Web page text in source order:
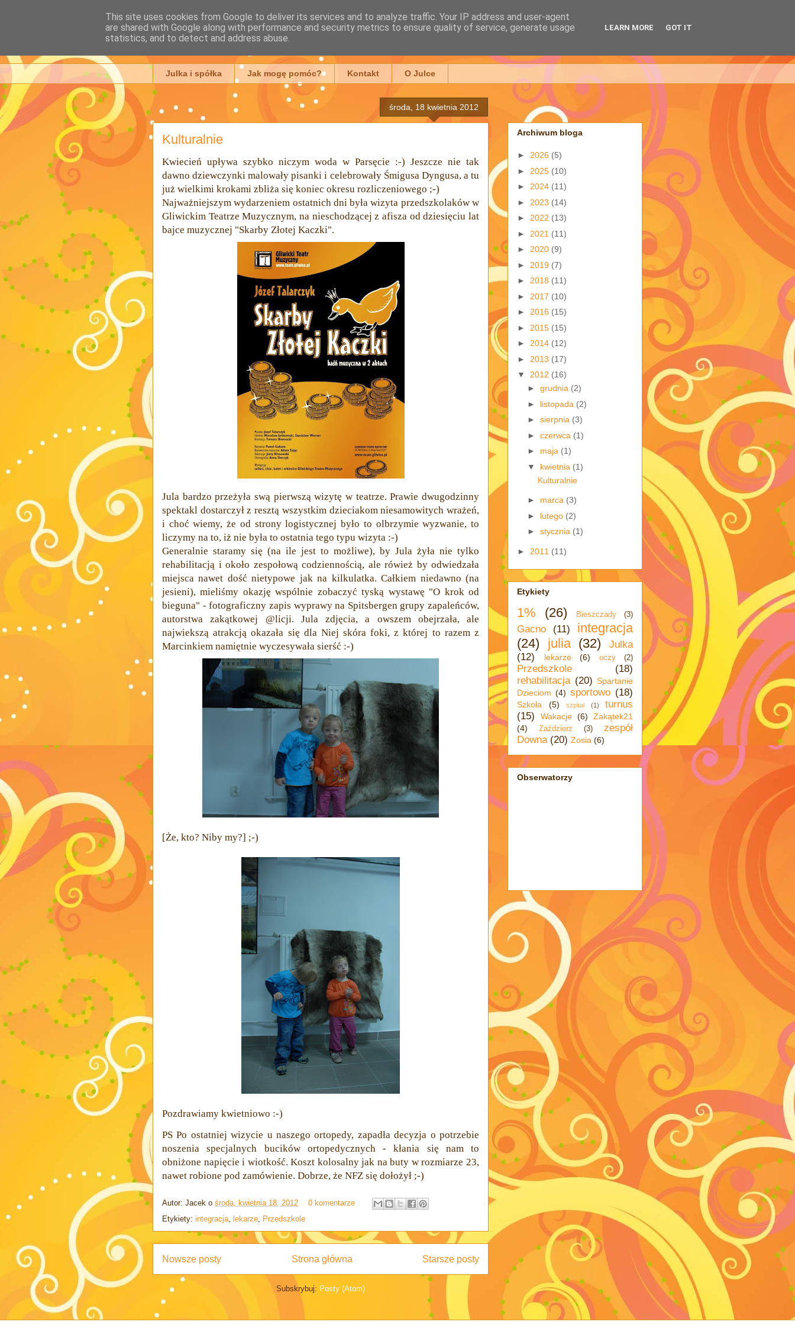
Julia Adamowska
Julka i spółka Jak mogę pomóc? Kontakt O Julce
środa, 18 kwietnia 2012
Kulturalnie
Kwiecień upływa szybko niczym woda w Parsęcie :-) Jeszcze nie tak
dawno dziewczynki malowały pisanki i celebrowały Śmigusa Dyngusa, a tu
już wielkimi krokami zbliża się koniec okresu rozliczeniowego ;-)
Najważniejszym wydarzeniem ostatnich dni była wizyta przedszkolaków w
Gliwickim Teatrze Muzycznym, na nieschodzącej z afisza od dziesięciu lat
bajce muzycznej "Skarby Złotej Kaczki".
Jula bardzo przeżyła swą pierwszą wizytę w teatrze. Prawie dwugodzinny
spektakl dostarczył z resztą wszystkim dzieciakom niesamowitych wrażeń,
i choć wiemy, że od strony logistycznej było to olbrzymie wyzwanie, to
liczymy na to, iż nie była to ostatnia tego typu wizyta :-)
Generalnie staramy się (na ile jest to możliwe), by Jula żyła nie tylko
rehabilitacją i około zespołową codziennością, ale rówież by odwiedzała
miejsca nawet dość nietypowe jak na kilkulatka. Całkiem niedawno (na
jesieni), mieliśmy okazję wspólnie zobaczyć tyską wystawę "O krok od
bieguna" - fotograficzny zapis wyprawy na Spitsbergen grupy zapaleńców,
autorstwa zakątkowej @licji. Jula zdjęcia, a owszem obejrzała, ale
najwiekszą atrakcją okazała się dla Niej skóra foki, z której to razem z
Marcinkiem namiętnie wyczesywała sierść :-)
[Że, kto? Niby my?] ;-)
Pozdrawiamy kwietniowo :-)
PS Po ostatniej wizycie u naszego ortopedy, zapadła decyzja o potrzebie
noszenia specjalnych bucików ortopedycznych - kłania się nam to
obniżone napięcie i wiotkość. Koszt kolosalny jak na buty w rozmiarze 23,
nawet robione pod zamówienie. Dobrze, że NFZ się dołożył ;-)
Autor: Jacek o środa, kwietnia 18, 2012
0 komentarze
Etykiety: integracja lekarze Przedszkole
Nowsze posty Starsze posty
Strona główna
Subskrybuj: Posty (Atom)
Archiwum bloga
► 2026 (5)
► 2025 (10)
► 2024 (11)
► 2023 (14)
► 2022 (13)
► 2021 (11)
► 2020 (9)
► 2019 (7)
► 2018 (11)
► 2017 (10)
► 2016 (15)
► 2015 (15)
► 2014 (12)
► 2013 (17)
▼ 2012 (16)
► grudnia (2)
► listopada (2)
► sierpnia (3)
► czerwca (1)
► maja (1)
▼ kwietnia (1)
Kulturalnie
► marca (3)
► lutego (2)
► stycznia (1)
► 2011 (11)
Etykiety
1% (26) Bieszczady (3)
Gacno (11)
integracja
(24)
julia (32)
Julka
(12)
lekarze (6) oczy (2)
Przedszkole
(18)
rehabilitacja (20) Spartanie
Dzieciom (4) sportowo (18)
Szkoła (5) szpital (1)
turnus
(15)
Wakacje (6)
Zakątek21
(4)
Zaździerz (3)
zespół
Downa (20) Zosia (6)
Obserwatorzy
This site uses cookies from Google to deliver its services and to analyze traffic. Your IP address and user-agent
are shared with Google along with performance and security metrics to ensure quality of service, generate usage
statistics, and to detect and address abuse.
LEARN MORE GOT IT